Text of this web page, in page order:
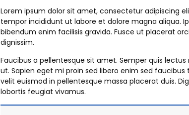
Lorem ipsum dolor sit amet, consectetur adipiscing
tempor incididunt ut labore et dolore magna aliqua.
bibendum enim facilisis gravida. Fusce ut placerat
dignissim.
Faucibus a pellentesque sit amet. Semper quis
ut. Sapien eget mi proin sed libero enim sed faucibus
velit euismod in pellentesque massa placerat duis.
lobortis feugiat vivamus.